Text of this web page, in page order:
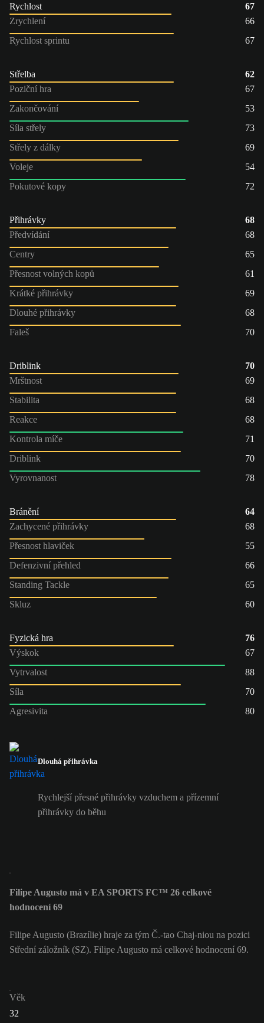
Rychlost
67
Zrychlení
66
Rychlost sprintu
67
Střelba
62
Poziční hra
67
Zakončování
53
Síla střely
73
Střely z dálky
69
Voleje
54
Pokutové kopy
72
Přihrávky
68
Předvídání
68
Centry
65
Přesnost volných kopů
61
Krátké přihrávky
69
Dlouhé přihrávky
68
Faleš
70
Driblink
70
Mrštnost
69
Stabilita
68
Reakce
68
Kontrola míče
71
Driblink
70
Vyrovnanost
78
Bránění
64
Zachycené přihrávky
68
Přesnost hlaviček
55
Defenzivní přehled
66
Standing Tackle
65
Skluz
60
Fyzická hra
76
Výskok
67
Vytrvalost
88
Síla
70
Agresivita
80
Dlouhá přihrávka
Rychlejší přesné přihrávky vzduchem a přízemní
přihrávky do běhu
Filipe Augusto má v EA SPORTS FC™ 26 celkové
hodnocení 69
Filipe Augusto (Brazílie) hraje za tým Č.-tao Chaj-niou na pozici
Střední záložník (SZ). Filipe Augusto má celkové hodnocení 69.
Věk
32